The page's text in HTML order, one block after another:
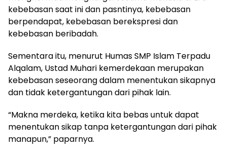
kebebasan saat ini dan pasntinya, kebebasan
berpendapat, kebebasan berekspresi dan
kebebasan beribadah.
Sementara itu, menurut Humas SMP Islam Terpadu
Alqalam, Ustad Muhari kemerdekaan merupakan
kebebasan seseorang dalam menentukan sikapnya
dan tidak ketergantungan dari pihak lain.
“Makna merdeka, ketika kita bebas untuk dapat
menentukan sikap tanpa ketergantungan dari pihak
manapun,” paparnya.